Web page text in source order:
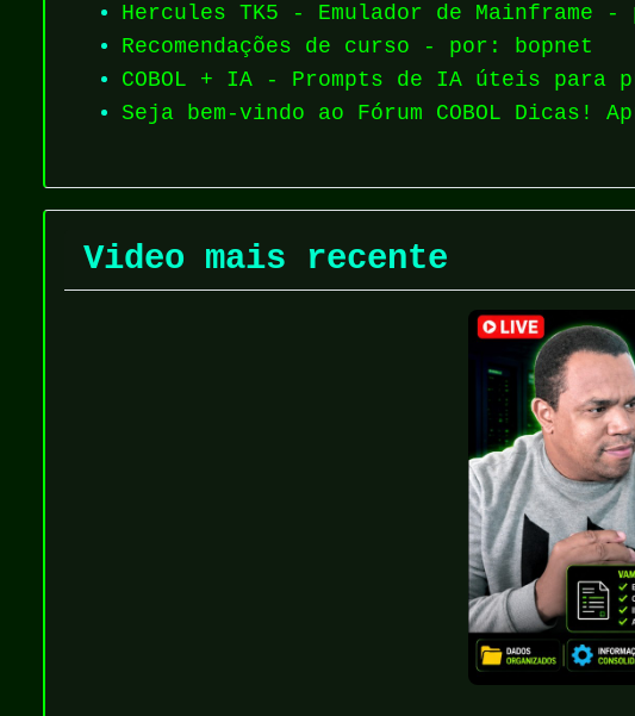
Hercules TK5 - Emulador de Mainframe -
Recomendações de curso - por: bopnet
COBOL + IA - Prompts de IA úteis para
Seja bem-vindo ao Fórum COBOL
Video mais recente